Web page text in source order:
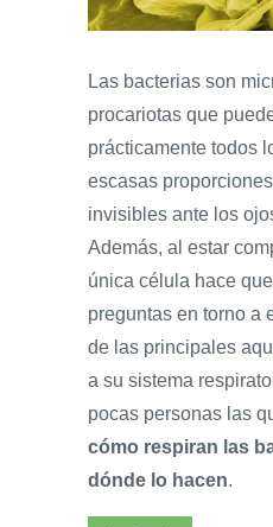
Las bacterias son
procariotas que
prácticamente todos
escasas
invisibles ante los
Además, al estar
única célula hace
preguntas en torno a
de las principales
a su sistema
pocas personas las
cómo respiran las
dónde lo hacen.